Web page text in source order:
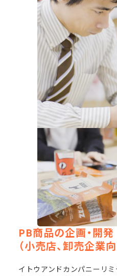
PB商品の企画・開発
（小売店、卸売企業向
イトウアンドカンパニーリ